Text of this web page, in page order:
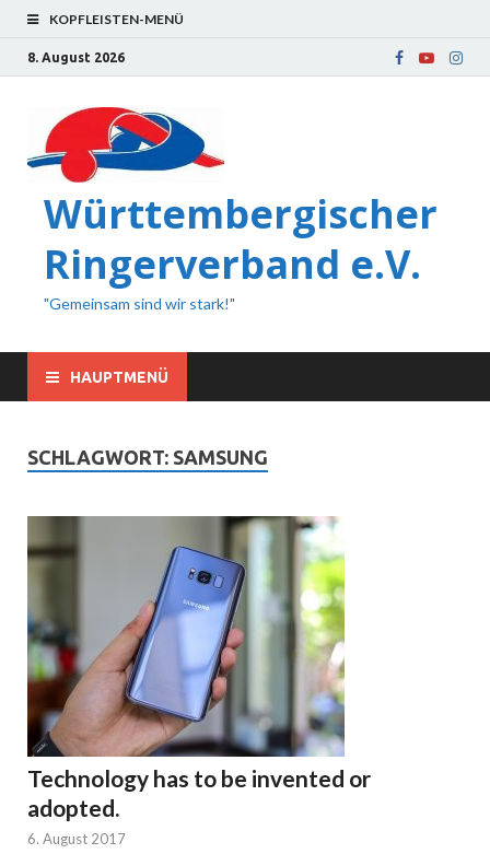
KOPFLEISTEN-MENÜ
8. August 2026
Württembergischer
Ringerverband e.V.
"Gemeinsam sind wir stark!"
HAUPTMENÜ
SCHLAGWORT: SAMSUNG
Technology has to be invented or
adopted.
6. August 2017